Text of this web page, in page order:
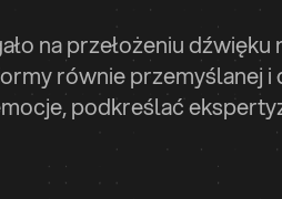
na przełożeniu
równie przemyślanej i
podkreślać